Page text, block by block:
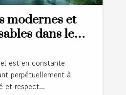
modernes et
dans le
est en constante
perpétuellement à
et respect...